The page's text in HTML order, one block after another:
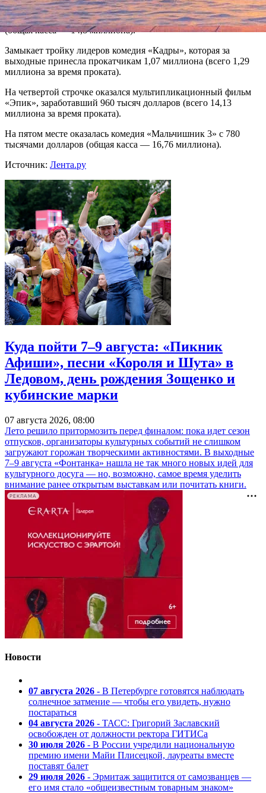
Лента, главные роли в которой исполнили Уилл Смит и его
14-летний сын Джейден, заработала 2,74 миллиона долларов
(общая касса — 14,8 миллиона).
Замыкает тройку лидеров комедия «Кадры», которая за
выходные принесла прокатчикам 1,07 миллиона (всего 1,29
миллиона за время проката).
На четвертой строчке оказался мультипликационный фильм
«Эпик», заработавший 960 тысяч долларов (всего 14,13
миллиона за время проката).
На пятом месте оказалась комедия «Мальчишник 3» с 780
тысячами долларов (общая касса — 16,76 миллиона).
Источник: Лента.ру
Куда пойти 7–9 августа: «Пикник
Афиши», песни «Короля и Шута» в
Ледовом, день рождения Зощенко и
кубинские марки
07 августа 2026, 08:00
Лето решило притормозить перед финалом: пока идет сезон
отпусков, организаторы культурных событий не слишком
загружают горожан творческими активностями. В выходные
7–9 августа «Фонтанка» нашла не так много новых идей для
культурного досуга — но, возможно, самое время уделить
внимание ранее открытым выставкам или почитать книги.
РЕКЛАМА
Новости
07 августа 2026 - В Петербурге готовятся наблюдать
солнечное затмение — чтобы его увидеть, нужно
постараться
04 августа 2026 - ТАСС: Григорий Заславский
освобожден от должности ректора ГИТИСа
30 июля 2026 - В России учредили национальную
премию имени Майи Плисецкой, лауреаты вместе
поставят балет
29 июля 2026 - Эрмитаж защитится от самозванцев —
его имя стало «общеизвестным товарным знаком»